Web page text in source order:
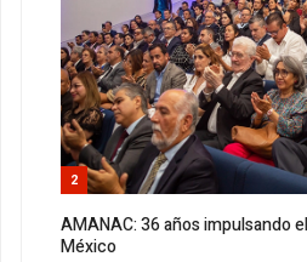
2
AMANAC: 36 años impulsando
México